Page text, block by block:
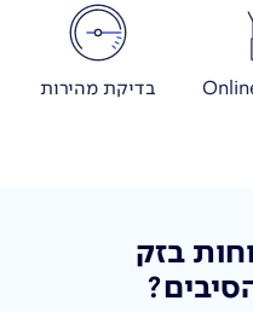
בדיקת מהירות
בזק